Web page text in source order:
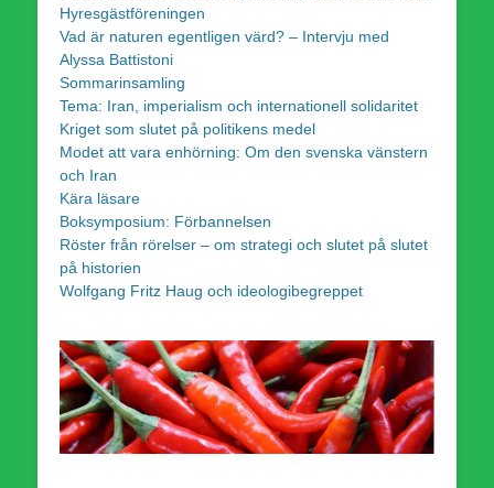
Hyresgästföreningen
Vad är naturen egentligen värd? – Intervju med
Alyssa Battistoni
Sommarinsamling
Tema: Iran, imperialism och internationell solidaritet
Kriget som slutet på politikens medel
Modet att vara enhörning: Om den svenska vänstern
och Iran
Kära läsare
Boksymposium: Förbannelsen
Röster från rörelser – om strategi och slutet på slutet
på historien
Wolfgang Fritz Haug och ideologibegreppet